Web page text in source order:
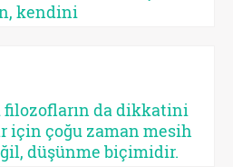
kendini
aynı ruhsal içerikle
Bazısı dayanıklılık
filozofların da dikkatini
için çoğu zaman mesih
düşünme biçimidir.